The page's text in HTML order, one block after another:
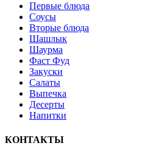
Первые блюда
Соусы
Вторые блюда
Шашлык
Шаурма
Фаст Фуд
Закуски
Салаты
Выпечка
Десерты
Напитки
КОНТАКТЫ